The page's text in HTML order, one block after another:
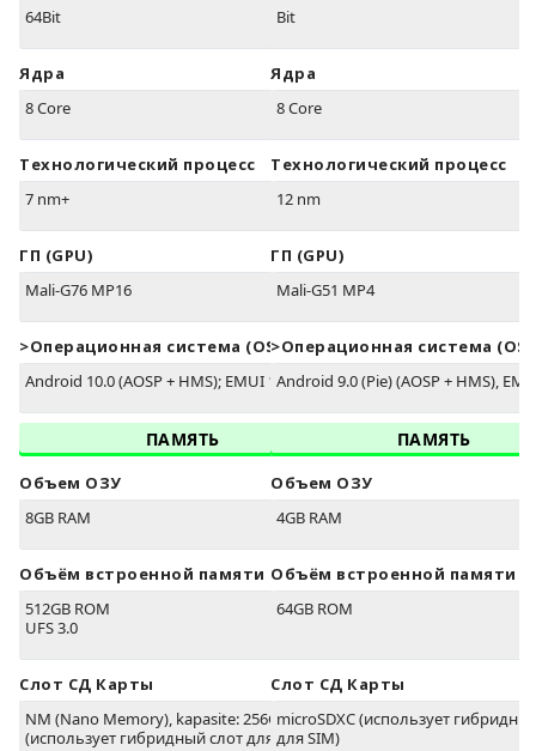
64Bit
Ядра
8 Core
Технологический процесс
7 nm+
ГП (GPU)
Mali-G76 MP16
>Oперационная система (OS)
Android 10.0 (AOSP + HMS); EMUI 10.1
ПАМЯТЬ
Объем ОЗУ
8GB RAM
Объём встроенной памяти
512GB ROM
UFS 3.0
Слот СД Карты
NM (Nano Memory), kapasite: 256GB
(использует гибридный слот для SIM)
Bit
Ядра
8 Core
Технологический процесс
12 nm
ГП (GPU)
Mali-G51 MP4
>Oперационная система (OS)
Android 9.0 (Pie) (AOSP + HMS),
ПАМЯТЬ
Объем ОЗУ
4GB RAM
Объём встроенной памяти
64GB ROM
Слот СД Карты
microSDXC (использует
для SIM)